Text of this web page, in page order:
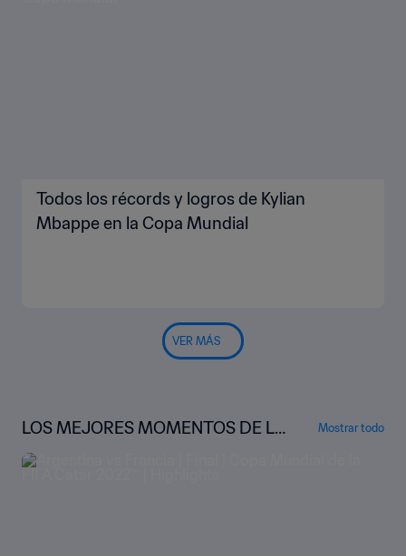
Todos los récords y logros de Kylian
Mbappe en la Copa Mundial
VER MÁS
LOS MEJORES MOMENTOS DE LA
COPA MUNDIAL
Mostrar todo